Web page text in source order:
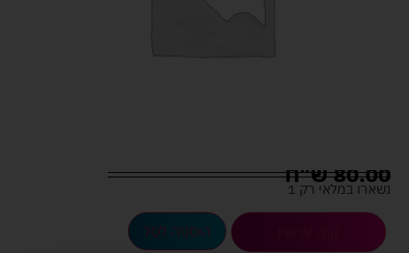
80.00ש"ח
נשארו במלאי רק 1
הוספה לסל